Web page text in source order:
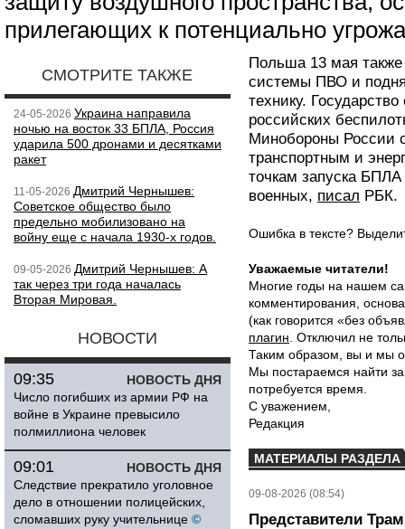
прилегающих к потенциально
СМОТРИТЕ ТАКЖЕ
24-05-2026 Украина направила
ночью на восток 33 БПЛА, Россия
ударила 500 дронами и десятками
ракет
11-05-2026 Дмитрий Чернышев:
Советское общество было
предельно мобилизовано на
войну еще с начала 1930-х годов.
09-05-2026 Дмитрий Чернышев: А
так через три года началась
Вторая Мировая.
НОВОСТИ
НОВОСТЬ ДНЯ
09:35
Число погибших из армии РФ на
войне в Украине превысило
полмиллиона человек
НОВОСТЬ ДНЯ
09:01
Следствие прекратило уголовное
дело в отношении полицейских,
сломавших руку учительнице ©
Польша 13 мая также
системы ПВО и
технику.
российских
Минобороны России
транспортным и
точкам запуска
военных, писал РБК.
Ошибка в тексте?
Уважаемые читатели!
Многие годы на нашем
комментирования,
(как говорится «без
плагин . Отключил не
Таким образом, вы и мы
Мы постараемся найти
потребуется время.
С уважением,
Редакция
МАТЕРИАЛЫ РАЗДЕЛА
09-08-2026 (08:54)
Представители